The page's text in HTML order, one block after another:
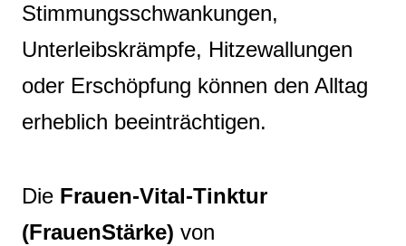
Stimmungsschwankungen,
Unterleibskrämpfe, Hitzewallungen
oder Erschöpfung können den Alltag
erheblich beeinträchtigen.
Die Frauen‑Vital‑Tinktur
(FrauenStärke) von